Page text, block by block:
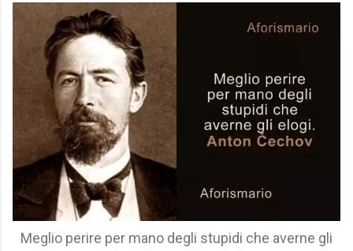
Meglio perire per mano degli stupidi che averne gli